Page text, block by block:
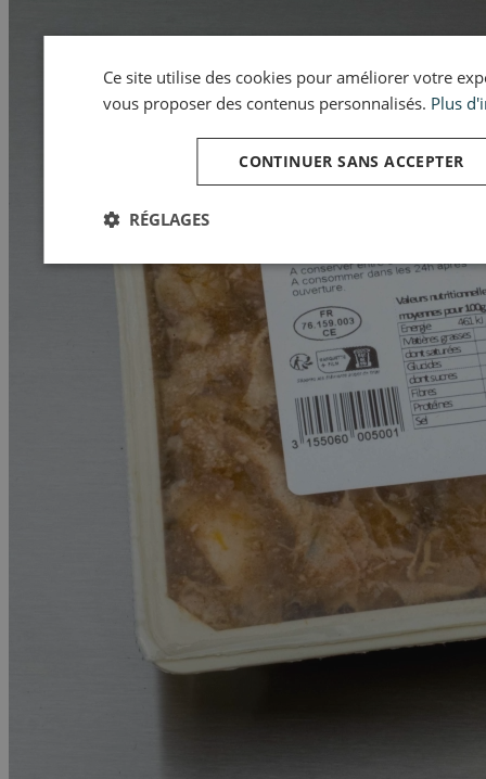
Ce site utilise des cookies pour améliorer votre
vous proposer des contenus personnalisés. Plus
CONTINUER SANS ACCEPTER
RÉGLAGES